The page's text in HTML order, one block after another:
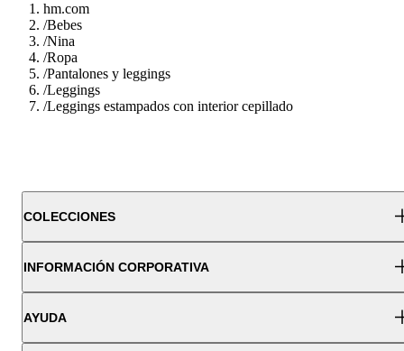
hm.com
/Bebes
/Nina
/Ropa
/Pantalones y leggings
/Leggings
/Leggings estampados con interior cepillado
COLECCIONES
INFORMACIÓN CORPORATIVA
AYUDA